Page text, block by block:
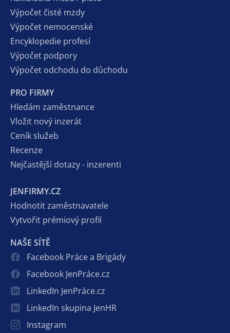
Výpočet čisté mzdy
Výpočet nemocenské
Encyklopedie profesí
Výpočet podpory
Výpočet odchodu do důchodu
PRO FIRMY
Hledám zaměstnance
Vložit nový inzerát
Ceník služeb
Recenze
Nejčastější dotazy - inzerenti
JENFIRMY.CZ
Hodnotit zaměstnavatele
Vytvořit prémiový profil
NAŠE SÍTĚ
Facebook Práce a Brigády
Facebook JenPráce.cz
LinkedIn JenPráce.cz
LinkedIn skupina JenHR
Instagram